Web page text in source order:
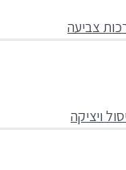
צביעה
ויציקה